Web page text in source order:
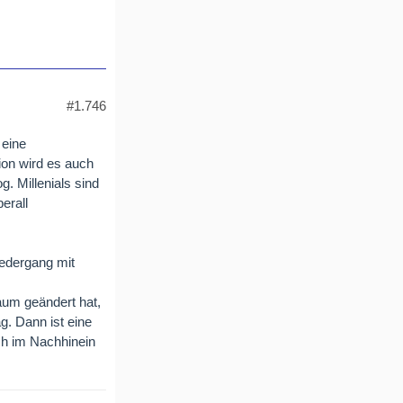
#1.746
wird es auch
Millenials sind
mit
geändert hat,
Dann ist eine
im Nachhinein